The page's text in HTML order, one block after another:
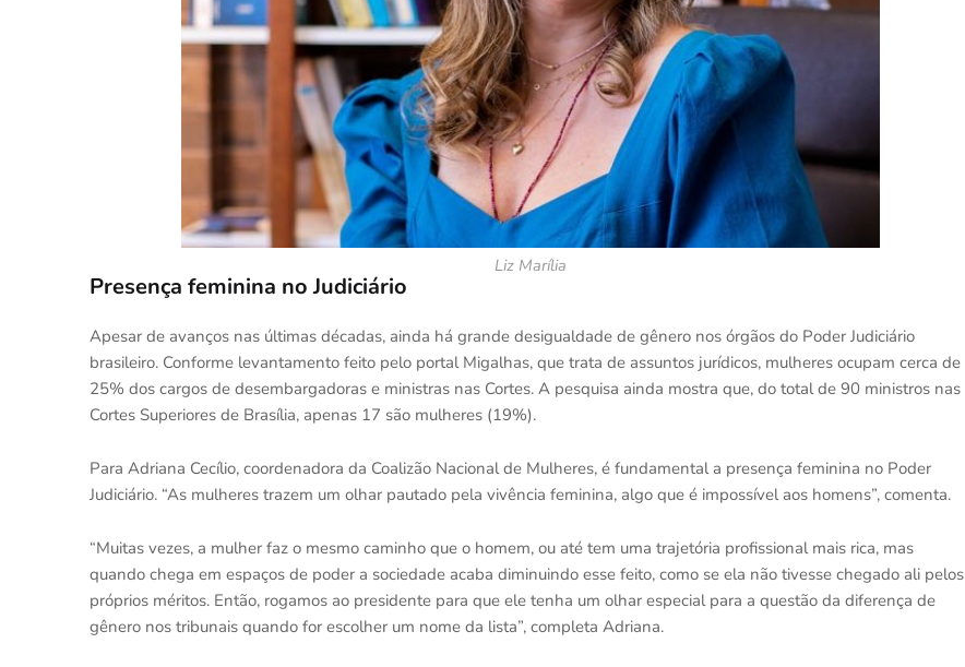
Liz Marília
Presença feminina no Judiciário
Apesar de avanços nas últimas décadas, ainda há grande desigualdade de gênero nos órgãos do Poder Judiciário
brasileiro. Conforme levantamento feito pelo portal Migalhas, que trata de assuntos jurídicos, mulheres ocupam cerca de
25% dos cargos de desembargadoras e ministras nas Cortes. A pesquisa ainda mostra que, do total de 90 ministros nas
Cortes Superiores de Brasília, apenas 17 são mulheres (19%).
Para Adriana Cecílio, coordenadora da Coalizão Nacional de Mulheres, é fundamental a presença feminina no Poder
Judiciário. “As mulheres trazem um olhar pautado pela vivência feminina, algo que é impossível aos homens”, comenta.
“Muitas vezes, a mulher faz o mesmo caminho que o homem, ou até tem uma trajetória profissional mais rica, mas
quando chega em espaços de poder a sociedade acaba diminuindo esse feito, como se ela não tivesse chegado ali pelos
próprios méritos. Então, rogamos ao presidente para que ele tenha um olhar especial para a questão da diferença de
gênero nos tribunais quando for escolher um nome da lista”, completa Adriana.